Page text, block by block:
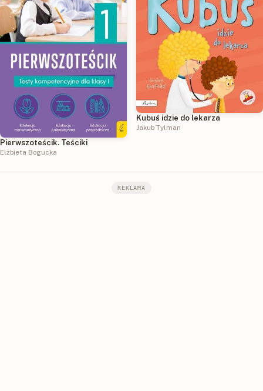
Pierwszoteścik. Teściki
Elżbieta Bogucka
Kubuś idzie do lekarza
Jakub Tylman
REKLAMA